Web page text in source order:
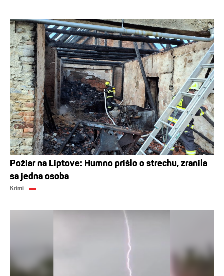
Požiar na Liptove: Humno prišlo o strechu, zranila
sa jedna osoba
Krimi